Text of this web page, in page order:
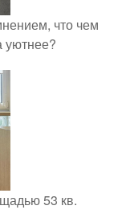
что чем
уютнее?
53 кв.